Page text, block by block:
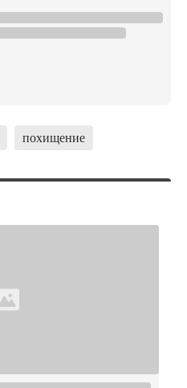
похищение